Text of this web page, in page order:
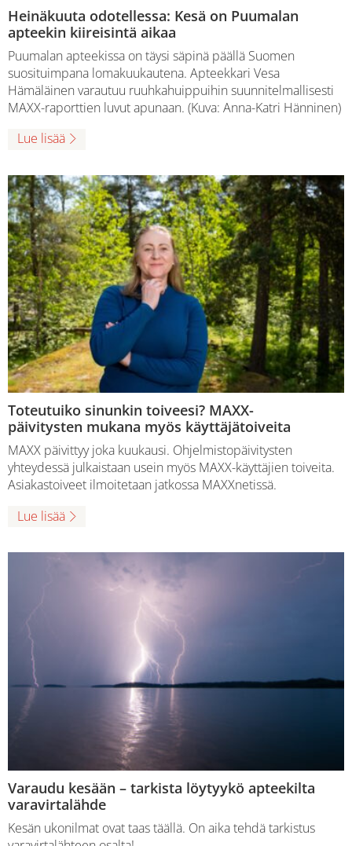
Heinäkuuta odotellessa: Kesä on Puumalan
apteekin kiireisintä aikaa
Puumalan apteekissa on täysi säpinä päällä Suomen
suosituimpana lomakuukautena. Apteekkari Vesa
Hämäläinen varautuu ruuhkahuippuihin suunnitelmallisesti
MAXX-raporttien luvut apunaan. (Kuva: Anna-Katri Hänninen)
Lue lisää
Toteutuiko sinunkin toiveesi? MAXX-
päivitysten mukana myös käyttäjätoiveita
MAXX päivittyy joka kuukausi. Ohjelmistopäivitysten
yhteydessä julkaistaan usein myös MAXX-käyttäjien toiveita.
Asiakastoiveet ilmoitetaan jatkossa MAXXnetissä.
Lue lisää
Varaudu kesään – tarkista löytyykö apteekilta
varavirtalähde
Kesän ukonilmat ovat taas täällä. On aika tehdä tarkistus